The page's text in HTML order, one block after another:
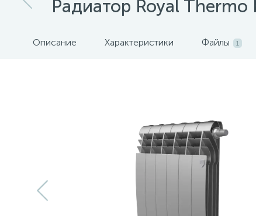
Радиатор Royal Thermo
Описание Характеристики Файлы 1